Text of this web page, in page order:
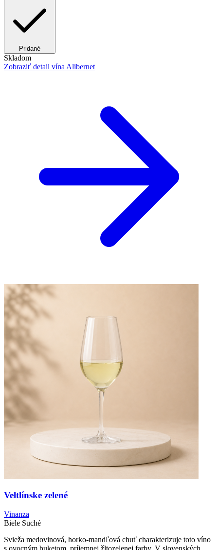
Pridané
Skladom
Zobraziť detail vína Alibernet
Veltlínske zelené
Vinanza
Biele Suché
Svieža medovinová, horko-mandľová chuť charakterizuje toto víno